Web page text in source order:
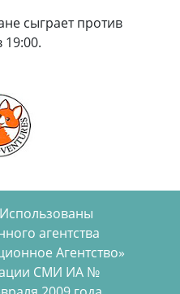
сыграет против
19:00.
агентства
Агентство»
СМИ ИА №